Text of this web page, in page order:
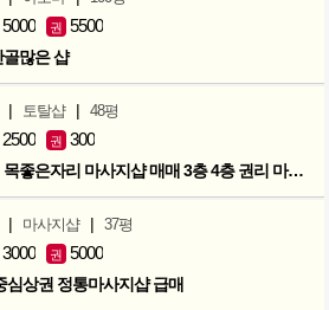
5000 권 5500
많은 샵
| 토탈샵 | 48평
2500 권 300
검단사거리 목좋은자리 마사지샵 매매 3층 4층 권리 마지막인하 300만
| 마사지샵 | 37평
3000 권 5000
심상권 정통마사지샵 급매